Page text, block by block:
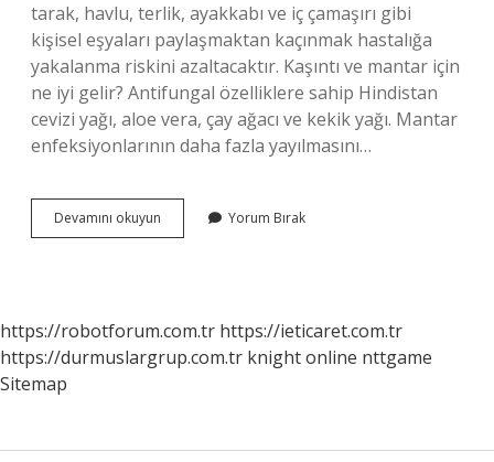
tarak, havlu, terlik, ayakkabı ve iç çamaşırı gibi
kişisel eşyaları paylaşmaktan kaçınmak hastalığa
yakalanma riskini azaltacaktır. Kaşıntı ve mantar için
ne iyi gelir? Antifungal özelliklere sahip Hindistan
cevizi yağı, aloe vera, çay ağacı ve kekik yağı. Mantar
enfeksiyonlarının daha fazla yayılmasını…
Devamını okuyun
En
Yorum Bırak
https://robotforum.com.tr https://ieticaret.com.tr
https://durmuslargrup.com.tr knight online nttgame
Sitemap